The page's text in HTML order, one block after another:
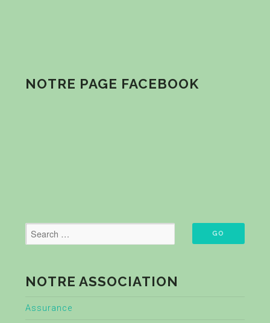
NOTRE PAGE FACEBOOK
NOTRE ASSOCIATION
Assurance